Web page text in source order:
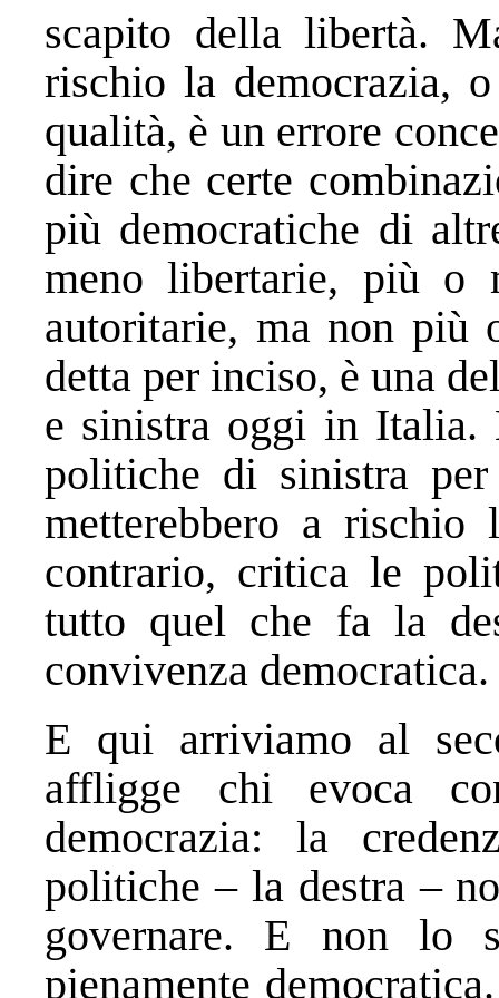
scapito della libertà.
rischio la democrazia,
qualità, è un errore
dire che certe
più democratiche di
meno libertarie, più o
autoritarie, ma non più
detta per inciso, è una
e sinistra oggi in Italia.
politiche di sinistra
metterebbero a
contrario, critica le
tutto quel che fa la
convivenza democratica.
E qui arriviamo al
affligge chi evoca
democrazia: la
politiche – la destra –
governare. E non lo
pienamente